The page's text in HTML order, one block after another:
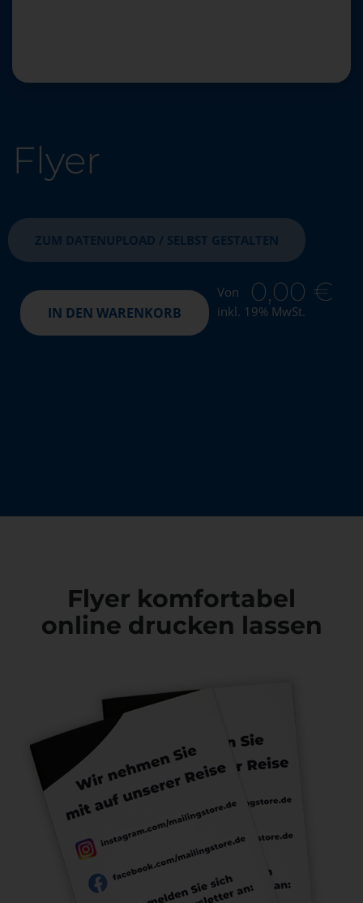
Flyer
ZUM DATENUPLOAD / SELBST GESTALTEN
IN DEN WARENKORB
Von 0,00 €
inkl. 19% MwSt.
Flyer komfortabel
online drucken lassen